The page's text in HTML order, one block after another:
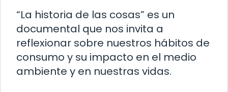
“La historia de las cosas” es un
documental que nos invita a
reflexionar sobre nuestros hábitos de
consumo y su impacto en el medio
ambiente y en nuestras vidas.